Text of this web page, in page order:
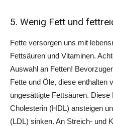
5. Wenig Fett und
Fette versorgen uns mit
Fettsäuren und Vitaminen.
Auswahl an Fetten!
Fette und Öle, diese enthalten
ungesättigte Fettsäuren.
Cholesterin (HDL) ansteigen
(LDL) sinken. An Streich- und